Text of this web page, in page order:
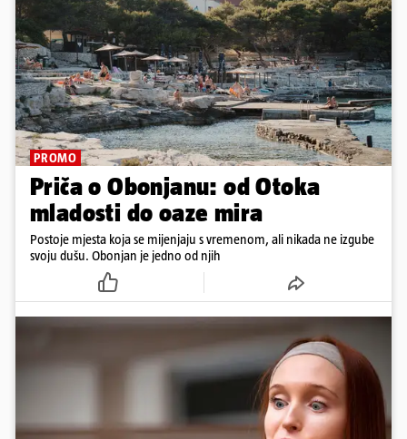
PROMO
Priča o Obonjanu: od Otoka
mladosti do oaze mira
Postoje mjesta koja se mijenjaju s vremenom, ali nikada ne izgube
svoju dušu. Obonjan je jedno od njih